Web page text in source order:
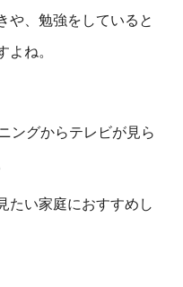
や、勉強をしていると
よね。
ングからテレビが見ら
たい家庭におすすめし